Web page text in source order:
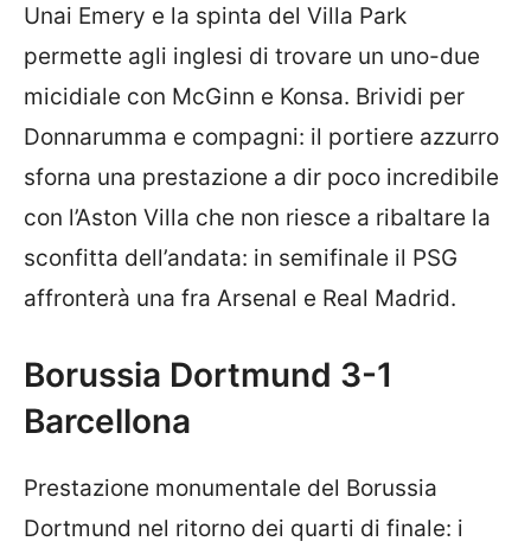
Unai Emery e la spinta del Villa Park
permette agli inglesi di trovare un uno-due
micidiale con McGinn e Konsa. Brividi per
Donnarumma e compagni: il portiere azzurro
sforna una prestazione a dir poco incredibile
con l’Aston Villa che non riesce a ribaltare la
sconfitta dell’andata: in semifinale il PSG
affronterà una fra Arsenal e Real Madrid.
Borussia Dortmund 3-1
Barcellona
Prestazione monumentale del Borussia
Dortmund nel ritorno dei quarti di finale: i